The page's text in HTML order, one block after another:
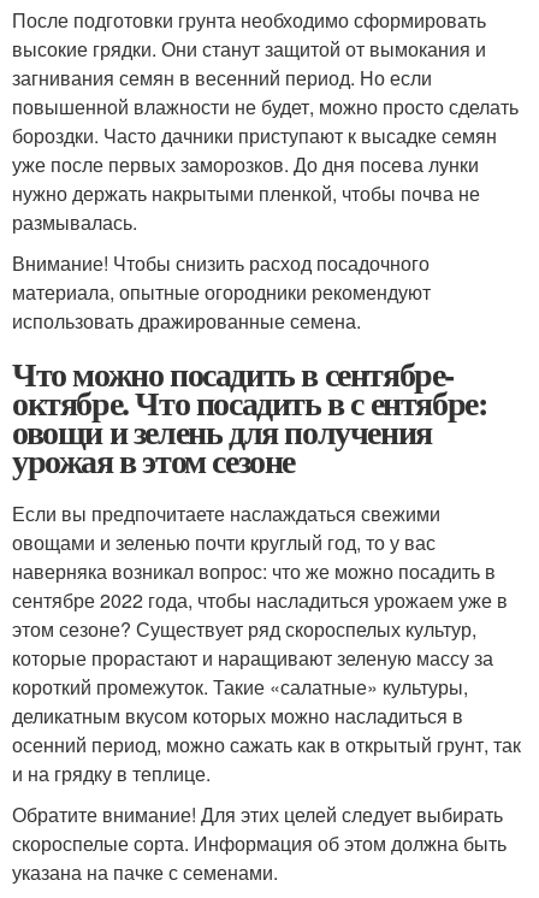
После подготовки грунта необходимо сформировать
высокие грядки. Они станут защитой от вымокания и
загнивания семян в весенний период. Но если
повышенной влажности не будет, можно просто сделать
бороздки. Часто дачники приступают к высадке семян
уже после первых заморозков. До дня посева лунки
нужно держать накрытыми пленкой, чтобы почва не
размывалась.
Внимание! Чтобы снизить расход посадочного
материала, опытные огородники рекомендуют
использовать дражированные семена.
Что можно посадить в сентябре-
октябре. Что посадить в с ентябре:
овощи и зелень для получения
урожая в этом сезоне
Если вы предпочитаете наслаждаться свежими
овощами и зеленью почти круглый год, то у вас
наверняка возникал вопрос: что же можно посадить в
сентябре 2022 года, чтобы насладиться урожаем уже в
этом сезоне? Существует ряд скороспелых культур,
которые прорастают и наращивают зеленую массу за
короткий промежуток. Такие «салатные» культуры,
деликатным вкусом которых можно насладиться в
осенний период, можно сажать как в открытый грунт, так
и на грядку в теплице.
Обратите внимание! Для этих целей следует выбирать
скороспелые сорта. Информация об этом должна быть
указана на пачке с семенами.